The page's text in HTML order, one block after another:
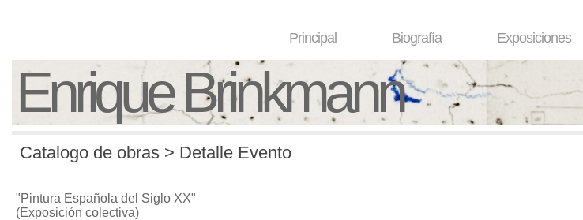
Principal Biografía Exposiciones
Enrique Brinkmann
Catalogo de obras > Detalle Evento
"Pintura Española del Siglo XX"
(Exposición colectiva)